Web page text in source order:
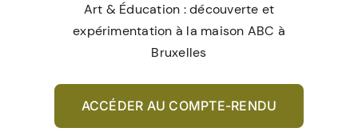
Art & Éducation : découverte et
expérimentation à la maison ABC à
Bruxelles
ACCÉDER AU COMPTE-RENDU